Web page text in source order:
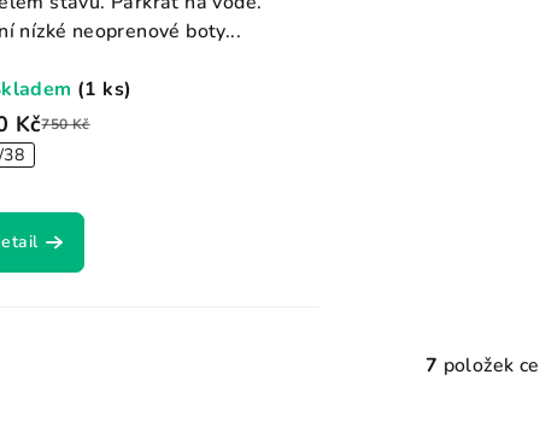
Kč750 Kč
(1 ks)
nízké neoprenové boty...
O
7 položek